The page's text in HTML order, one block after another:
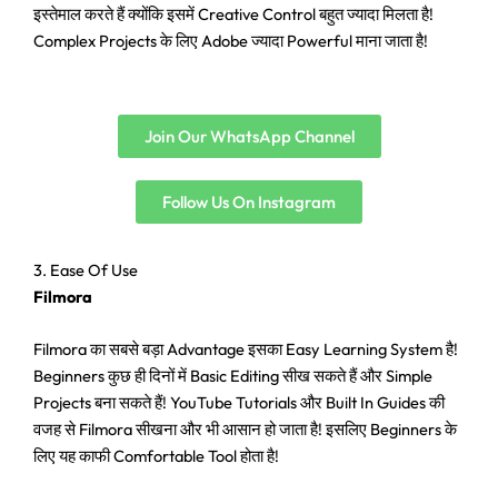
इस्तेमाल करते हैं क्योंकि इसमें Creative Control बहुत ज्यादा मिलता है!
Complex Projects के लिए Adobe ज्यादा Powerful माना जाता है!
Join Our WhatsApp Channel
Follow Us On Instagram
3. Ease Of Use
Filmora
Filmora का सबसे बड़ा Advantage इसका Easy Learning System है!
Beginners कुछ ही दिनों में Basic Editing सीख सकते हैं और Simple
Projects बना सकते हैं! YouTube Tutorials और Built In Guides की
वजह से Filmora सीखना और भी आसान हो जाता है! इसलिए Beginners के
लिए यह काफी Comfortable Tool होता है!